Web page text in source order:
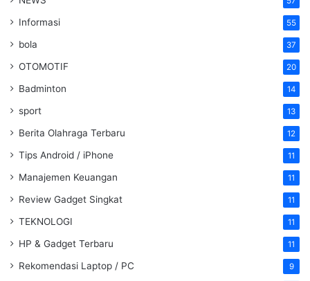
Informasi 55
bola 37
OTOMOTIF 20
Badminton 14
sport 13
Berita Olahraga Terbaru 12
Tips Android / iPhone 11
Manajemen Keuangan 11
Review Gadget Singkat 11
TEKNOLOGI 11
HP & Gadget Terbaru 11
Rekomendasi Laptop / PC 9